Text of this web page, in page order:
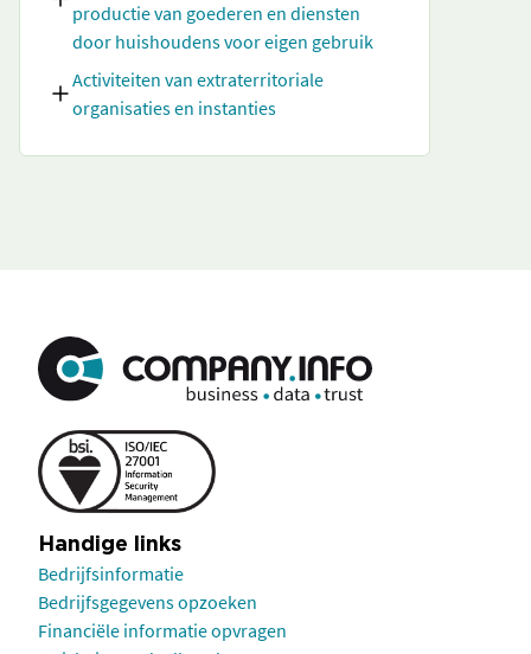
productie van goederen en diensten
door huishoudens voor eigen gebruik
Activiteiten van extraterritoriale
organisaties en instanties
Handige links
Bedrijfsinformatie
Bedrijfsgegevens opzoeken
Financiële informatie opvragen